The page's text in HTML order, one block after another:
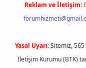
Reklam ve İletişim:
Yasal Uyarı:Sitemiz,
İletişim Kurumu (BTK)